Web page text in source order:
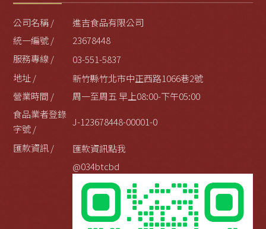
公司名稱 /
進吉食品有限公司
統一編號 /
23678448
服務專線 /
03-551-5837
地址 /
新竹縣竹北市中正西路1066巷2號
營業時間 /
周一至周五 早上08:00-下午05:00
食品業者登錄
字號 /
J-123678448-00001-0
匯款資訊 / 匯款資訊點我
@034btcbd